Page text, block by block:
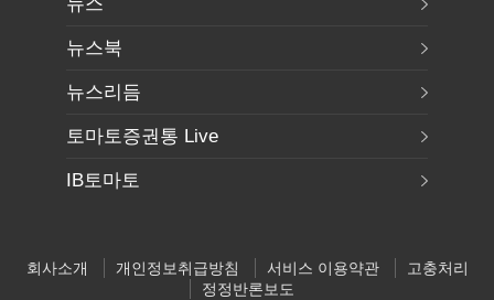
뉴스북
뉴스리듬
토마토증권통 Live
IB토마토
회사소개 개인정보취급방침 서비스 이용약관
고충처리
정정반론보도